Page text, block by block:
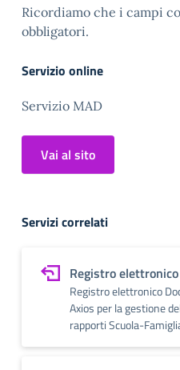
Ricordiamo che i campi
obbligatori.
Servizio online
Servizio MAD
Vai al sito
Servizi correlati
Registro
Registro elettronico
Axios per la gestione
rapporti Scuola-